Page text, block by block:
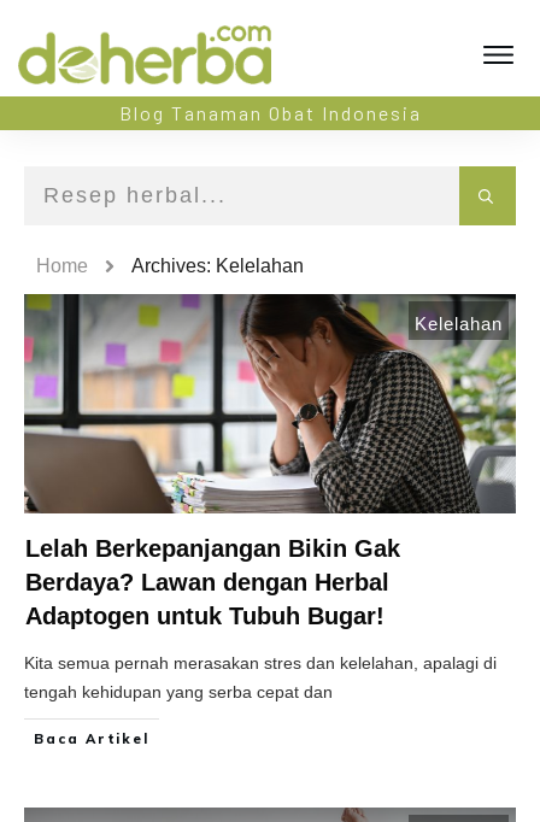
Blog Tanaman Obat Indonesia
Home Archives: Kelelahan
Kelelahan
Lelah Berkepanjangan Bikin Gak
Berdaya? Lawan dengan Herbal
Adaptogen untuk Tubuh Bugar!
Kita semua pernah merasakan stres dan kelelahan, apalagi di
tengah kehidupan yang serba cepat dan
Baca Artikel